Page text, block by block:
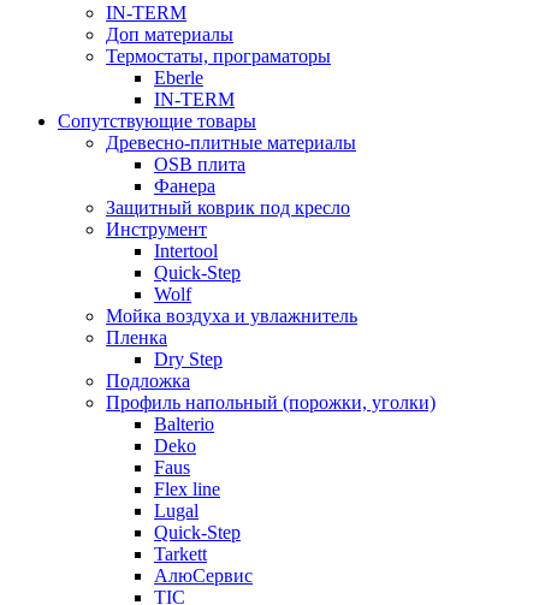
IN-TERM
Доп материалы
Термостаты, програматоры
Eberle
IN-TERM
Сопутствующие товары
Древесно-плитные материалы
OSB плита
Фанера
Защитный коврик под кресло
Инструмент
Intertool
Quick-Step
Wolf
Мойка воздуха и увлажнитель
Пленка
Dry Step
Подложка
Профиль напольный (порожки, уголки)
Balterio
Deko
Faus
Flex line
Lugal
Quick-Step
Tarkett
АлюСервис
ТІС